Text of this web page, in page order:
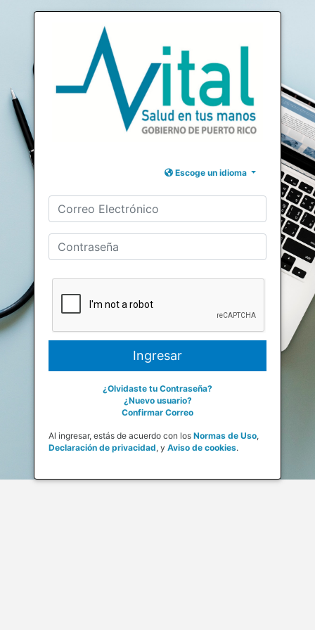
Escoge un idioma
¿Olvidaste tu Contraseña?
¿Nuevo usuario?
Confirmar Correo
Al ingresar, estás de acuerdo con los Normas de Uso,
Declaración de privacidad, y Aviso de cookies.